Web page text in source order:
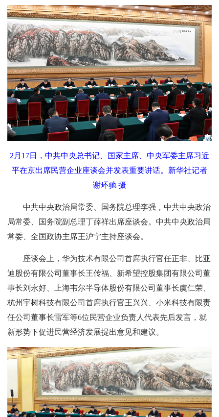
2月17日，中共中央总书记、国家主席、中央军委主席习近
平在京出席民营企业座谈会并发表重要讲话。新华社记者
谢环驰 摄
中共中央政治局常委、国务院总理李强，中共中央政治
局常委、国务院副总理丁薛祥出席座谈会。中共中央政治局
常委、全国政协主席王沪宁主持座谈会。
座谈会上，华为技术有限公司首席执行官任正非、比亚
迪股份有限公司董事长王传福、新希望控股集团有限公司董
事长刘永好、上海韦尔半导体股份有限公司董事长虞仁荣、
杭州宇树科技有限公司首席执行官王兴兴、小米科技有限责
任公司董事长雷军等6位民营企业负责人代表先后发言，就
新形势下促进民营经济发展提出意见和建议。